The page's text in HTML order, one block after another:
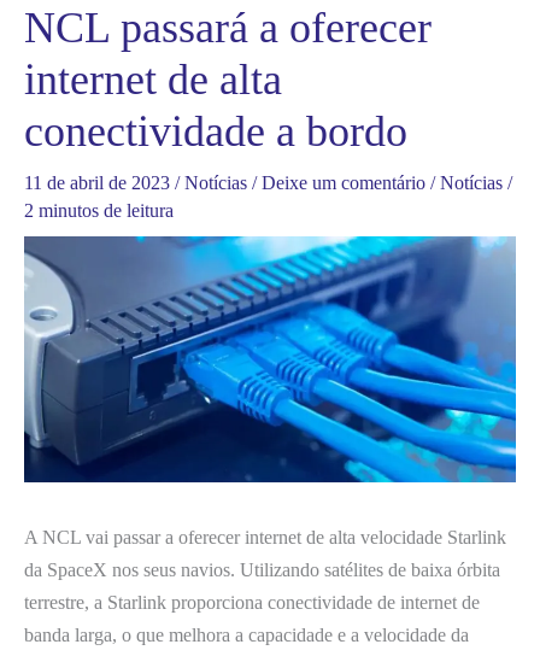
NCL passará a oferecer
internet de alta
conectividade a bordo
11 de abril de 2023 /Notícias /Deixe um comentário /Notícias /
2 minutos de leitura
A NCL vai passar a oferecer internet de alta velocidade Starlink
da SpaceX nos seus navios. Utilizando satélites de baixa órbita
terrestre, a Starlink proporciona conectividade de internet de
banda larga, o que melhora a capacidade e a velocidade da